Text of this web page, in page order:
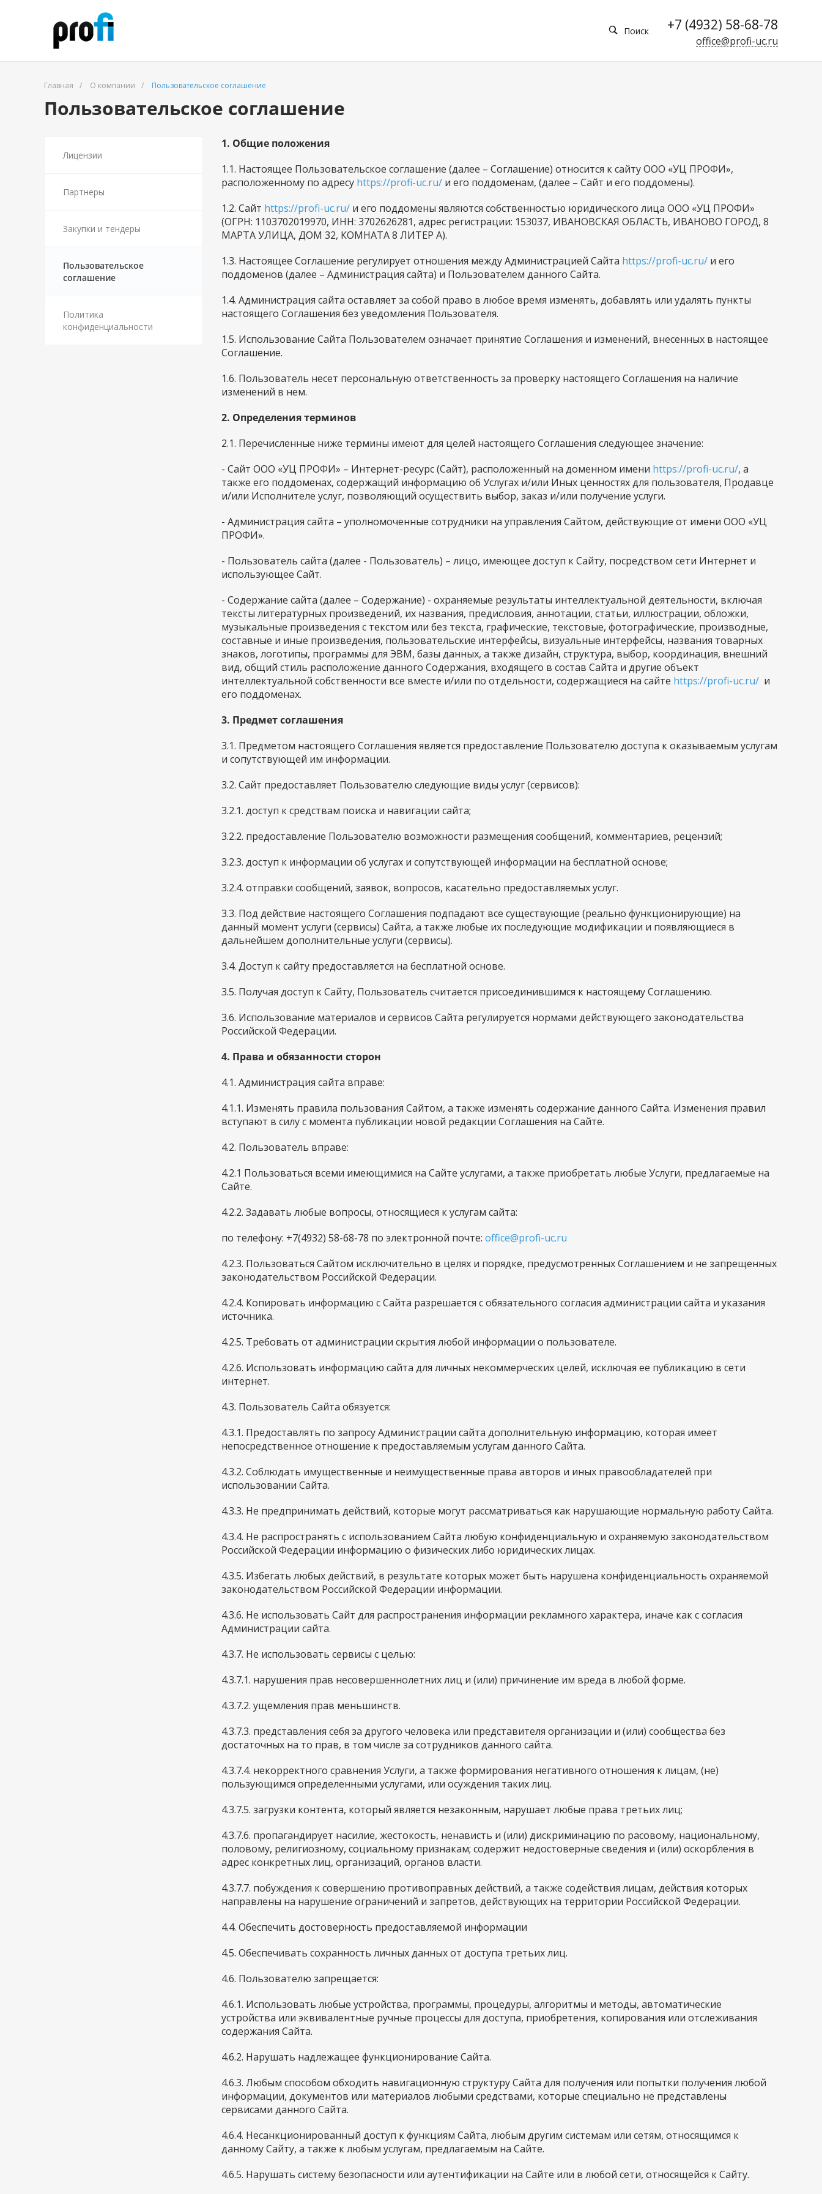
Поиск +7 (4932) 58-68-78
office@profi-uc.ru
Главная / О компании / Пользовательское соглашение
Пользовательское соглашение
Лицензии
Партнеры
Закупки и тендеры
Пользовательское
соглашение
Политика
конфиденциальности
1. Общие положения
1.1. Настоящее Пользовательское соглашение (далее – Соглашение) относится к сайту ООО «УЦ ПРОФИ»,
расположенному по адресу https://profi-uc.ru/ и его поддоменам, (далее – Сайт и его поддомены).
1.2. Сайт https://profi-uc.ru/ и его поддомены являются собственностью юридического лица ООО «УЦ ПРОФИ»
(ОГРН: 1103702019970, ИНН: 3702626281, адрес регистрации: 153037, ИВАНОВСКАЯ ОБЛАСТЬ, ИВАНОВО ГОРОД, 8
МАРТА УЛИЦА, ДОМ 32, КОМНАТА 8 ЛИТЕР А).
1.3. Настоящее Соглашение регулирует отношения между Администрацией Сайта https://profi-uc.ru/ и его
поддоменов (далее – Администрация сайта) и Пользователем данного Сайта.
1.4. Администрация сайта оставляет за собой право в любое время изменять, добавлять или удалять пункты
настоящего Соглашения без уведомления Пользователя.
1.5. Использование Сайта Пользователем означает принятие Соглашения и изменений, внесенных в настоящее
Соглашение.
1.6. Пользователь несет персональную ответственность за проверку настоящего Соглашения на наличие
изменений в нем.
2. Определения терминов
2.1. Перечисленные ниже термины имеют для целей настоящего Соглашения следующее значение:
- Сайт ООО «УЦ ПРОФИ» – Интернет-ресурс (Сайт), расположенный на доменном имени https://profi-uc.ru/, а
также его поддоменах, содержащий информацию об Услугах и/или Иных ценностях для пользователя, Продавце
и/или Исполнителе услуг, позволяющий осуществить выбор, заказ и/или получение услуги.
- Администрация сайта – уполномоченные сотрудники на управления Сайтом, действующие от имени ООО «УЦ
ПРОФИ».
- Пользователь сайта (далее - Пользователь) – лицо, имеющее доступ к Сайту, посредством сети Интернет и
использующее Сайт.
- Содержание сайта (далее – Содержание) - охраняемые результаты интеллектуальной деятельности, включая
тексты литературных произведений, их названия, предисловия, аннотации, статьи, иллюстрации, обложки,
музыкальные произведения с текстом или без текста, графические, текстовые, фотографические, производные,
составные и иные произведения, пользовательские интерфейсы, визуальные интерфейсы, названия товарных
знаков, логотипы, программы для ЭВМ, базы данных, а также дизайн, структура, выбор, координация, внешний
вид, общий стиль расположение данного Содержания, входящего в состав Сайта и другие объект
интеллектуальной собственности все вместе и/или по отдельности, содержащиеся на сайте https://profi-uc.ru/ и
его поддоменах.
3. Предмет соглашения
3.1. Предметом настоящего Соглашения является предоставление Пользователю доступа к оказываемым услугам
и сопутствующей им информации.
3.2. Сайт предоставляет Пользователю следующие виды услуг (сервисов):
3.2.1. доступ к средствам поиска и навигации сайта;
3.2.2. предоставление Пользователю возможности размещения сообщений, комментариев, рецензий;
3.2.3. доступ к информации об услугах и сопутствующей информации на бесплатной основе;
3.2.4. отправки сообщений, заявок, вопросов, касательно предоставляемых услуг.
3.3. Под действие настоящего Соглашения подпадают все существующие (реально функционирующие) на
данный момент услуги (сервисы) Сайта, а также любые их последующие модификации и появляющиеся в
дальнейшем дополнительные услуги (сервисы).
3.4. Доступ к сайту предоставляется на бесплатной основе.
3.5. Получая доступ к Сайту, Пользователь считается присоединившимся к настоящему Соглашению.
3.6. Использование материалов и сервисов Сайта регулируется нормами действующего законодательства
Российской Федерации.
4. Права и обязанности сторон
4.1. Администрация сайта вправе:
4.1.1. Изменять правила пользования Сайтом, а также изменять содержание данного Сайта. Изменения правил
вступают в силу с момента публикации новой редакции Соглашения на Сайте.
4.2. Пользователь вправе:
4.2.1 Пользоваться всеми имеющимися на Сайте услугами, а также приобретать любые Услуги, предлагаемые на
Сайте.
4.2.2. Задавать любые вопросы, относящиеся к услугам сайта:
по телефону: +7(4932) 58-68-78 по электронной почте: office@profi-uc.ru
4.2.3. Пользоваться Сайтом исключительно в целях и порядке, предусмотренных Соглашением и не запрещенных
законодательством Российской Федерации.
4.2.4. Копировать информацию с Сайта разрешается с обязательного согласия администрации сайта и указания
источника.
4.2.5. Требовать от администрации скрытия любой информации о пользователе.
4.2.6. Использовать информацию сайта для личных некоммерческих целей, исключая ее публикацию в сети
интернет.
4.3. Пользователь Сайта обязуется:
4.3.1. Предоставлять по запросу Администрации сайта дополнительную информацию, которая имеет
непосредственное отношение к предоставляемым услугам данного Сайта.
4.3.2. Соблюдать имущественные и неимущественные права авторов и иных правообладателей при
использовании Сайта.
4.3.3. Не предпринимать действий, которые могут рассматриваться как нарушающие нормальную работу Сайта.
4.3.4. Не распространять с использованием Сайта любую конфиденциальную и охраняемую законодательством
Российской Федерации информацию о физических либо юридических лицах.
4.3.5. Избегать любых действий, в результате которых может быть нарушена конфиденциальность охраняемой
законодательством Российской Федерации информации.
4.3.6. Не использовать Сайт для распространения информации рекламного характера, иначе как с согласия
Администрации сайта.
4.3.7. Не использовать сервисы с целью:
4.3.7.1. нарушения прав несовершеннолетних лиц и (или) причинение им вреда в любой форме.
4.3.7.2. ущемления прав меньшинств.
4.3.7.3. представления себя за другого человека или представителя организации и (или) сообщества без
достаточных на то прав, в том числе за сотрудников данного сайта.
4.3.7.4. некорректного сравнения Услуги, а также формирования негативного отношения к лицам, (не)
пользующимся определенными услугами, или осуждения таких лиц.
4.3.7.5. загрузки контента, который является незаконным, нарушает любые права третьих лиц;
4.3.7.6. пропагандирует насилие, жестокость, ненависть и (или) дискриминацию по расовому, национальному,
половому, религиозному, социальному признакам; содержит недостоверные сведения и (или) оскорбления в
адрес конкретных лиц, организаций, органов власти.
4.3.7.7. побуждения к совершению противоправных действий, а также содействия лицам, действия которых
направлены на нарушение ограничений и запретов, действующих на территории Российской Федерации.
4.4. Обеспечить достоверность предоставляемой информации
4.5. Обеспечивать сохранность личных данных от доступа третьих лиц.
4.6. Пользователю запрещается:
4.6.1. Использовать любые устройства, программы, процедуры, алгоритмы и методы, автоматические
устройства или эквивалентные ручные процессы для доступа, приобретения, копирования или отслеживания
содержания Сайта.
4.6.2. Нарушать надлежащее функционирование Сайта.
4.6.3. Любым способом обходить навигационную структуру Сайта для получения или попытки получения любой
информации, документов или материалов любыми средствами, которые специально не представлены
сервисами данного Сайта.
4.6.4. Несанкционированный доступ к функциям Сайта, любым другим системам или сетям, относящимся к
данному Сайту, а также к любым услугам, предлагаемым на Сайте.
4.6.5. Нарушать систему безопасности или аутентификации на Сайте или в любой сети, относящейся к Сайту.